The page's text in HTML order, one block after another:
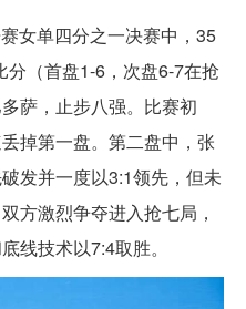
女单四分之一决赛中，35
（首盘1-6，次盘6-7在抢
萨，止步八强。比赛初
掉第一盘。第二盘中，张
发并一度以3:1领先，但未
方激烈争夺进入抢七局，
线技术以7:4取胜。